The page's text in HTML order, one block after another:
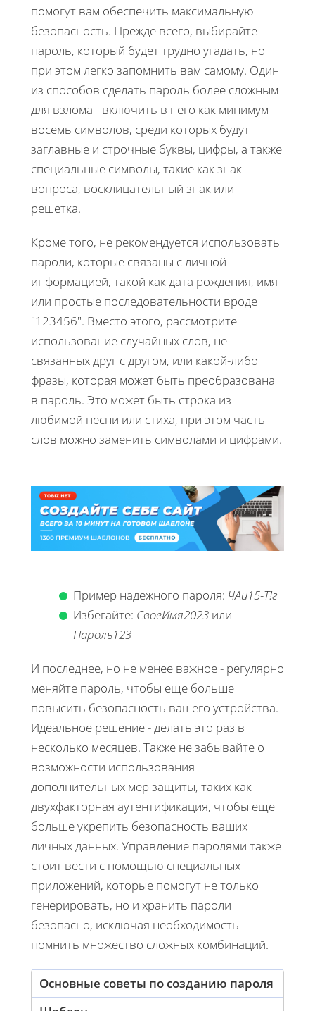
помогут вам обеспечить максимальную
безопасность. Прежде всего, выбирайте
пароль, который будет трудно угадать, но
при этом легко запомнить вам самому. Один
из способов сделать пароль более сложным
для взлома - включить в него как минимум
восемь символов, среди которых будут
заглавные и строчные буквы, цифры, а также
специальные символы, такие как знак
вопроса, восклицательный знак или
решетка.
Кроме того, не рекомендуется использовать
пароли, которые связаны с личной
информацией, такой как дата рождения, имя
или простые последовательности вроде
"123456". Вместо этого, рассмотрите
использование случайных слов, не
связанных друг с другом, или какой-либо
фразы, которая может быть преобразована
в пароль. Это может быть строка из
любимой песни или стиха, при этом часть
слов можно заменить символами и цифрами.
Пример надежного пароля: ЧАи15-Т!г
Избегайте: СвоёИмя2023 или
Пароль123
И последнее, но не менее важное - регулярно
меняйте пароль, чтобы еще больше
повысить безопасность вашего устройства.
Идеальное решение - делать это раз в
несколько месяцев. Также не забывайте о
возможности использования
дополнительных мер защиты, таких как
двухфакторная аутентификация, чтобы еще
больше укрепить безопасность ваших
личных данных. Управление паролями также
стоит вести с помощью специальных
приложений, которые помогут не только
генерировать, но и хранить пароли
безопасно, исключая необходимость
помнить множество сложных комбинаций.
Основные советы по созданию пароля